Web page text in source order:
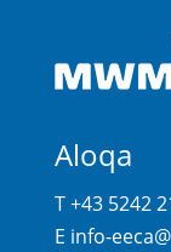
Aloqa
T +43 5242
E info-